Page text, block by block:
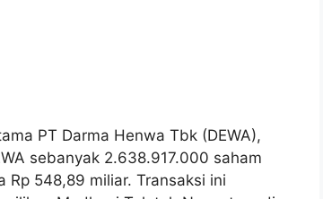
PT Darma Henwa Tbk (DEWA),
sebanyak 2.638.917.000 saham
Rp 548,89 miliar. Transaksi ini